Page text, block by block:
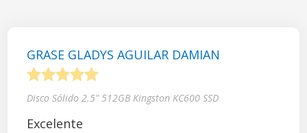
GRASE GLADYS AGUILAR DAMIAN
Disco Sólido 2.5" 512GB Kingston KC600 SSD
Excelente